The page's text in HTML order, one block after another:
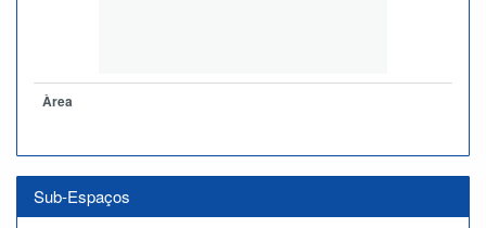
Àrea
Sub-Espaços